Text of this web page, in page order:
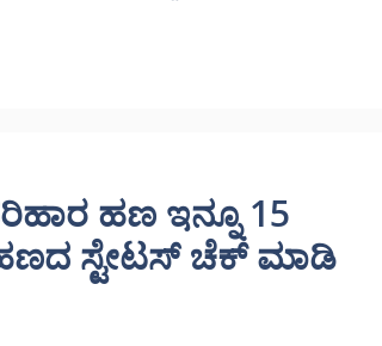
ಹಣ ಇನ್ನೂ 15
ಸ್ಟೇಟಸ್ ಚೆಕ್ ಮಾಡಿ